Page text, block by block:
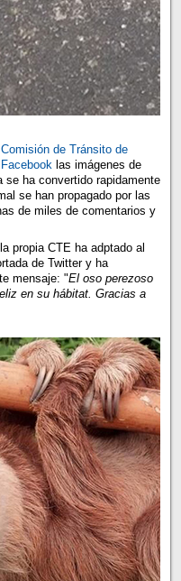
Comisión de Tránsito de
las imágenes de
ha convertido rapidamente
se han propagado por las
de miles de comentarios y
propia CTE ha adptado al
de Twitter y ha
mensaje: "El oso perezoso
en su hábitat. Gracias a